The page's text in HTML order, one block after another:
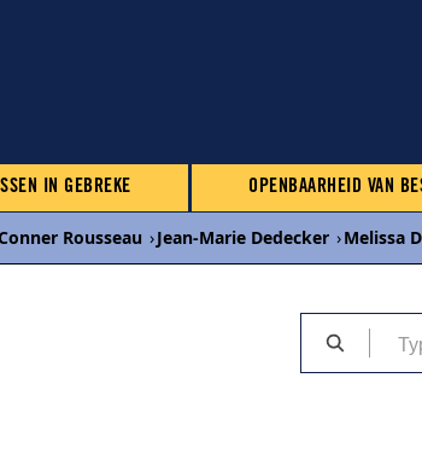
IN GEBREKE OPENBAARHEID VAN
Rousseau ›Jean-Marie Dedecker ›Melissa